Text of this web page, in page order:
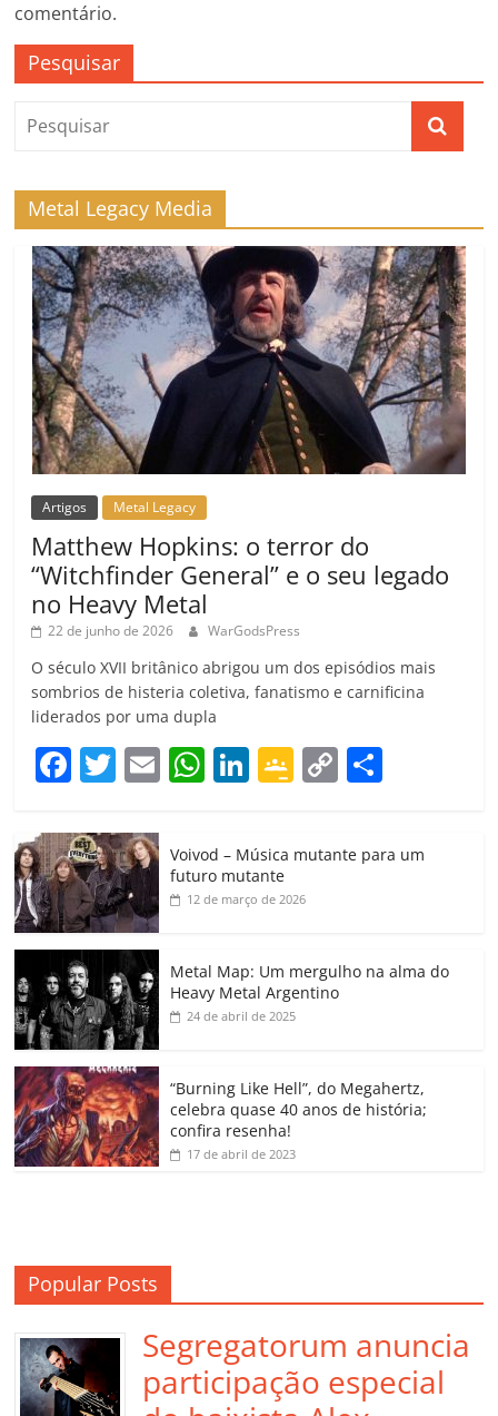
comentário.
Pesquisar
Metal Legacy Media
Artigos Metal Legacy
Matthew Hopkins: o terror do
“Witchfinder General” e o seu legado
no Heavy Metal
22 de junho de 2026 WarGodsPress
O século XVII britânico abrigou um dos episódios mais
sombrios de histeria coletiva, fanatismo e carnificina
liderados por uma dupla
F
c
e
b
o
o
k
T
itt
er
E
ai
W
at
s
A
p
Li
k
e
dI
G
gl
e
a
ss
o
m
C
y
k
p
h
Voivod – Música mutante para um
futuro mutante
12 de março de 2026
Metal Map: Um mergulho na alma do
Heavy Metal Argentino
24 de abril de 2025
“Burning Like Hell”, do Megahertz,
celebra quase 40 anos de história;
confira resenha!
17 de abril de 2023
Popular Posts
Segregatorum anuncia
participação especial